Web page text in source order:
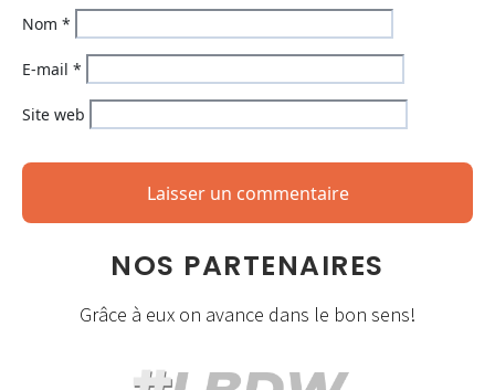
Nom *
E-mail *
Site web
NOS PARTENAIRES
Grâce à eux on avance dans le bon sens!